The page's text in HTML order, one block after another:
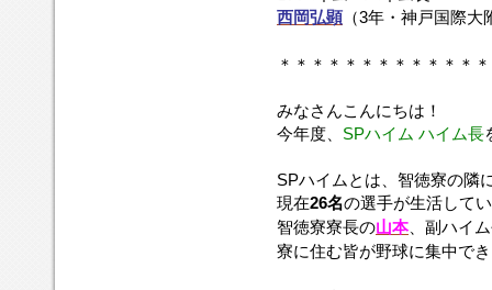
西岡弘顕 （3年・神戸国際
＊＊＊＊＊＊＊＊＊＊＊＊
みなさんこんにちは！
今年度、 SPハイム ハイム長
SPハイムとは、智徳寮の隣
現在26名の選手が生活して
智徳寮寮長の山本、副ハイ
寮に住む皆が野球に集中で